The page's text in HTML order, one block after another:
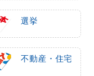
選挙
不動産・住宅